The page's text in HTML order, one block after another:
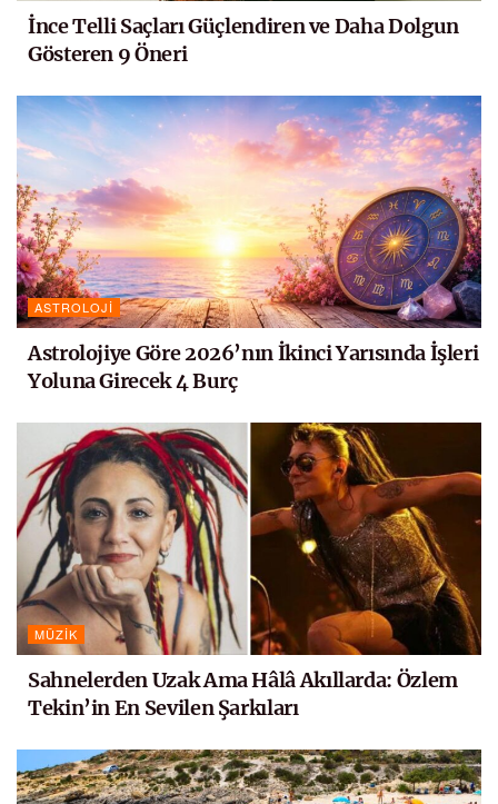
İnce Telli Saçları Güçlendiren ve Daha Dolgun
Gösteren 9 Öneri
ASTROLOJI
Astrolojiye Göre 2026’nın İkinci Yarısında İşleri
Yoluna Girecek 4 Burç
MÜZIK
Sahnelerden Uzak Ama Hâlâ Akıllarda: Özlem
Tekin’in En Sevilen Şarkıları